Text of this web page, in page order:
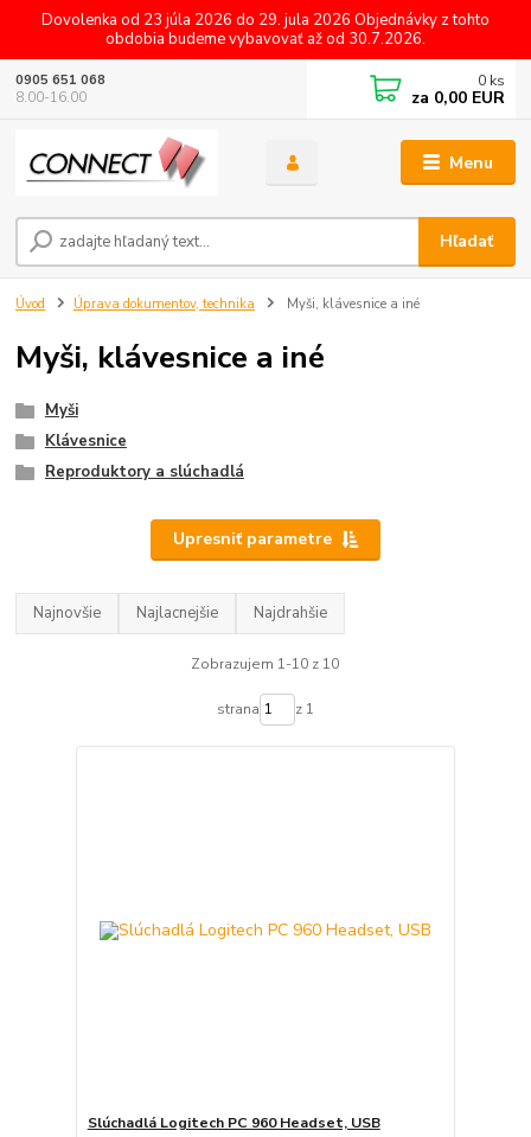
Dovolenka od 23 júla 2026 do 29. jula 2026 Objednávky z tohto
obdobia budeme vybavovať až od 30.7.2026.
Menu
Hľadať
0905 651 068
8.00-16.00
0 ks
za 0,00 EUR
Úvod Úprava dokumentov, technika Myši, klávesnice a iné
Myši, klávesnice a iné
Myši
Klávesnice
Reproduktory a slúchadlá
Upresniť parametre
Najnovšie Najlacnejšie Najdrahšie
Zobrazujem 1-10 z 10
strana z 1
Slúchadlá Logitech PC 960 Headset, USB